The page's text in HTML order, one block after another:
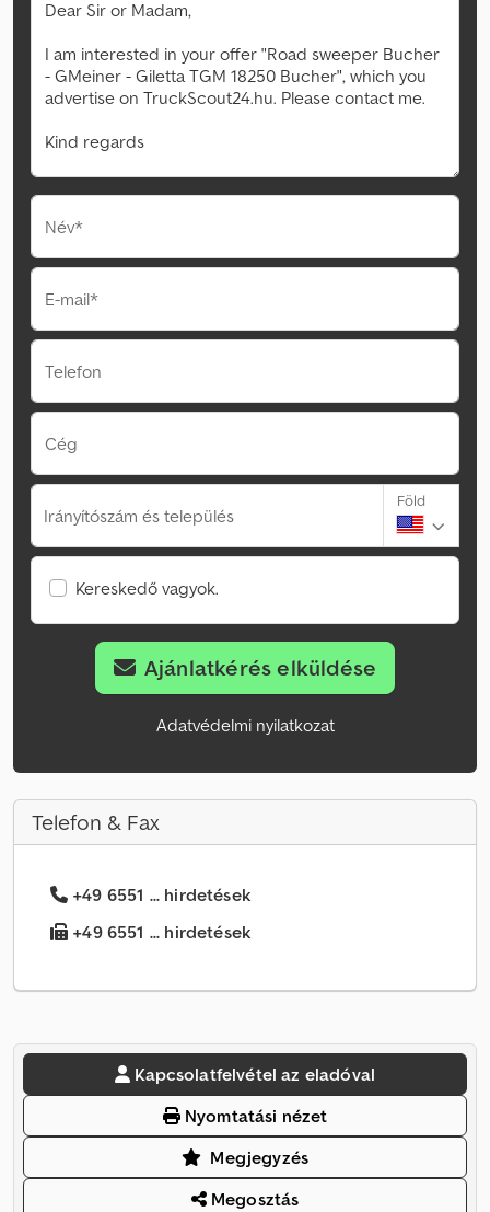
Név*
E-mail*
Telefon
Cég
Irányítószám és település
Föld
Kereskedő vagyok.
Ajánlatkérés elküldése
Adatvédelmi nyilatkozat
Telefon & Fax
+49 6551 ... hirdetések
+49 6551 ... hirdetések
Kapcsolatfelvétel az eladóval
Nyomtatási nézet
Megjegyzés
Megosztás